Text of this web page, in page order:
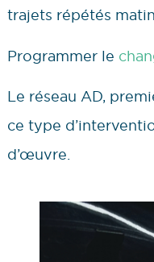
trajets répétés
Programmer le
Le réseau AD,
ce type
d’œuvre.